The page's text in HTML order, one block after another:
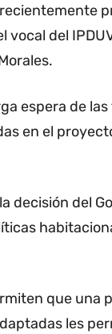
del
espera de
en el
decisión del
que una
les